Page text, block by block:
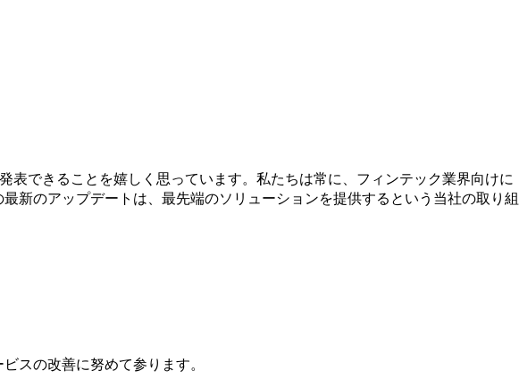
表できることを嬉しく思っています。私たちは常に、フィンテック業界向けに
新のアップデートは、最先端のソリューションを提供するという当社の取り組
スの改善に努めて参ります。